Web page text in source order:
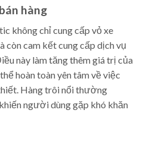
hàng
không chỉ cung cấp vỏ xe
còn cam kết cung cấp dịch vụ
này làm tăng thêm giá trị của
hoàn toàn yên tâm về việc
Hàng trôi nổi thường
người dùng gặp khó khăn